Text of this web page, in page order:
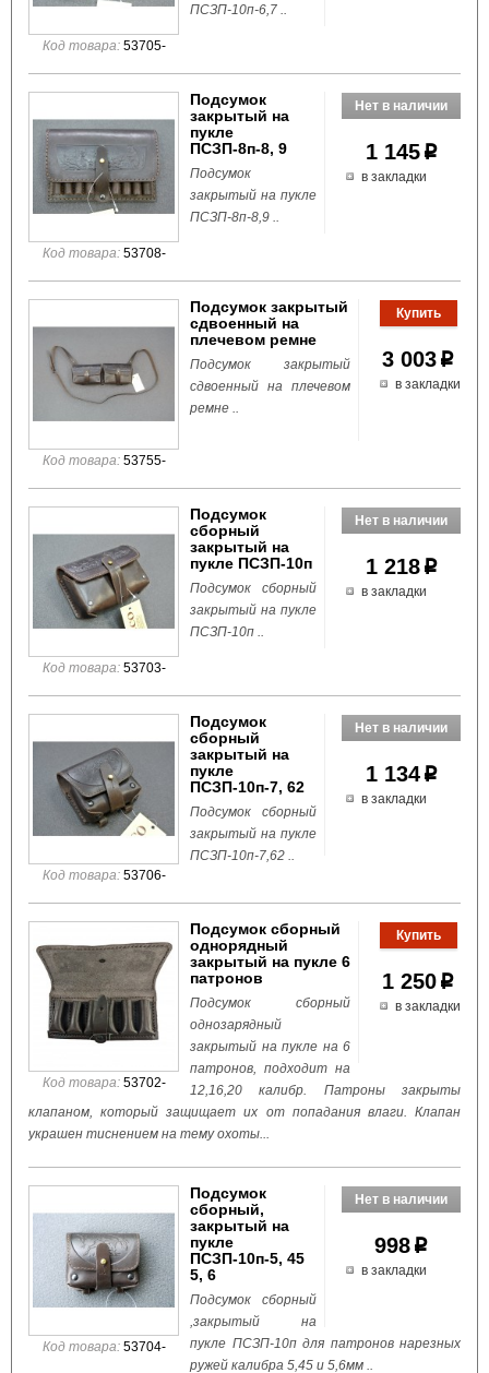
Код товара: 53705-
ПСЗП-10п-6,7 ..
1 145p
в закладки
Код товара: 53708-
Подсумок
закрытый на
пукле
ПСЗП-8п-8, 9
Подсумок
закрытый на пукле
ПСЗП-8п-8,9 ..
3 003 p
в закладки
Код товара: 53755-
Подсумок закрытый
сдвоенный на
плечевом ремне
Подсумок закрытый
сдвоенный на плечевом
ремне ..
1 218p
в закладки
Код товара: 53703-
Подсумок
сборный
закрытый на
пукле ПСЗП-10п
Подсумок сборный
закрытый на пукле
ПСЗП-10п ..
1 134p
в закладки
Код товара: 53706-
Подсумок
сборный
закрытый на
пукле
ПСЗП-10п-7, 62
Подсумок сборный
закрытый на пукле
ПСЗП-10п-7,62 ..
1 250 p
в закладки
Код товара: 53702-
Подсумок сборный
однорядный
закрытый на пукле 6
патронов
Подсумок сборный
однозарядный
закрытый на пукле на 6
патронов, подходит на
12,16,20 калибр. Патроны закрыты
клапаном, который защищает их от попадания влаги. Клапан
украшен тиснением на тему охоты...
998 p
в закладки
Код товара: 53704-
Подсумок
сборный,
закрытый на
пукле
ПСЗП-10п-5, 45
5, 6
Подсумок сборный
,закрытый на
пукле ПСЗП-10п для патронов нарезных
ружей калибра 5,45 и 5,6мм ..